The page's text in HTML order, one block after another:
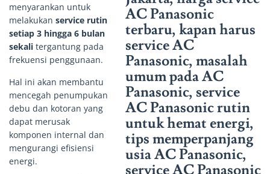
menyarankan untuk
melakukan service rutin
setiap 3 hingga 6 bulan
sekali tergantung pada
frekuensi penggunaan.
Hal ini akan membantu
mencegah penumpukan
debu dan kotoran yang
dapat merusak
komponen internal dan
mengurangi efisiensi
energi.